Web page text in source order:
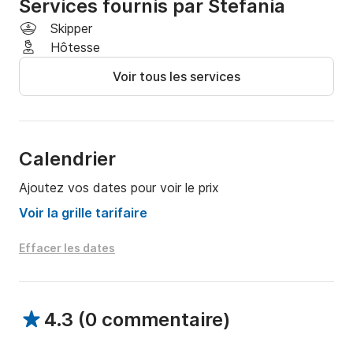
qui vous permet de personnaliser votre itinéraire
comme vous le souhaitez. Ne manquez pas l'occasion
de vivre une aventure inoubliable le long des côtes de
Services fournis par Stefania
Skipper
Hôtesse
Voir tous les services
Calendrier
Ajoutez vos dates pour voir le prix
Voir la grille tarifaire
Effacer les dates
4.3 (0 commentaire)